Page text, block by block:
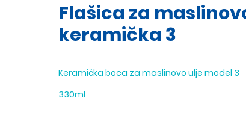
Flašica za
keramička 3
Keramička boca za maslinovo ulje model 3
330ml